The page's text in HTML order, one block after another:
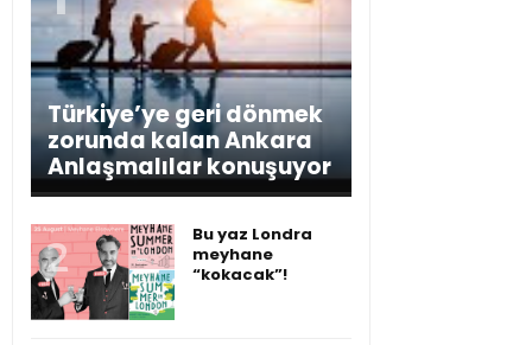
Türkiye’ye geri dönmek
zorunda kalan Ankara
Anlaşmalılar konuşuyor
Bu yaz Londra
meyhane
“kokacak”!